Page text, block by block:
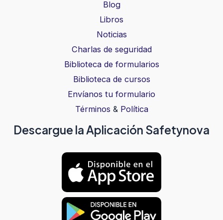
Blog
Libros
Noticias
Charlas de seguridad
Biblioteca de formularios
Biblioteca de cursos
Envíanos tu formulario
Términos & Política
Descargue la Aplicación Safetynova